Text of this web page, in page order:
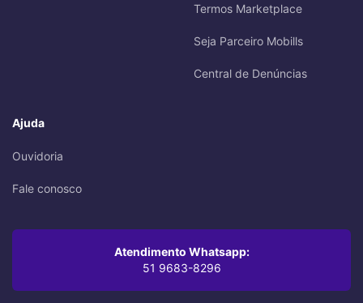
Termos Marketplace
Seja Parceiro Mobills
Central de Denúncias
Ajuda
Ouvidoria
Fale conosco
Atendimento Whatsapp:
51 9683-8296